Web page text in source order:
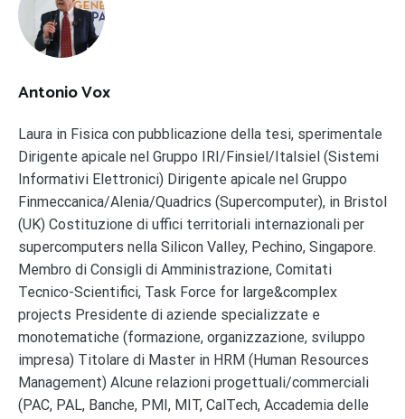
Antonio Vox
Laura in Fisica con pubblicazione della tesi, sperimentale
Dirigente apicale nel Gruppo IRI/Finsiel/Italsiel (Sistemi
Informativi Elettronici) Dirigente apicale nel Gruppo
Finmeccanica/Alenia/Quadrics (Supercomputer), in Bristol
(UK) Costituzione di uffici territoriali internazionali per
supercomputers nella Silicon Valley, Pechino, Singapore.
Membro di Consigli di Amministrazione, Comitati
Tecnico-Scientifici, Task Force for large&complex
projects Presidente di aziende specializzate e
monotematiche (formazione, organizzazione, sviluppo
impresa) Titolare di Master in HRM (Human Resources
Management) Alcune relazioni progettuali/commerciali
(PAC, PAL, Banche, PMI, MIT, CalTech, Accademia delle